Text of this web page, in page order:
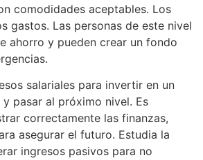
comodidades aceptables. Los
gastos. Las personas de este nivel
ahorro y pueden crear un fondo
salariales para invertir en un
pasar al próximo nivel. Es
correctamente las finanzas,
asegurar el futuro. Estudia la
ingresos pasivos para no